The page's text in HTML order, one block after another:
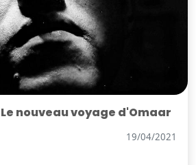
nouveau voyage d'Omaar
19/04/2021